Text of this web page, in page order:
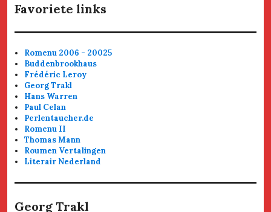
Favoriete links
Romenu 2006 - 20025
Buddenbrookhaus
Frédéric Leroy
Georg Trakl
Hans Warren
Paul Celan
Perlentaucher.de
Romenu II
Thomas Mann
Roumen Vertalingen
Literair Nederland
Georg Trakl